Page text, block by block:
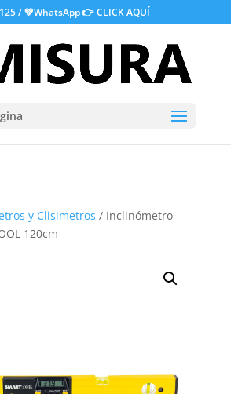
/ 💚WhatsApp👉 CLICK AQUÍ
y Clisimetros / Inclinómetro
120cm